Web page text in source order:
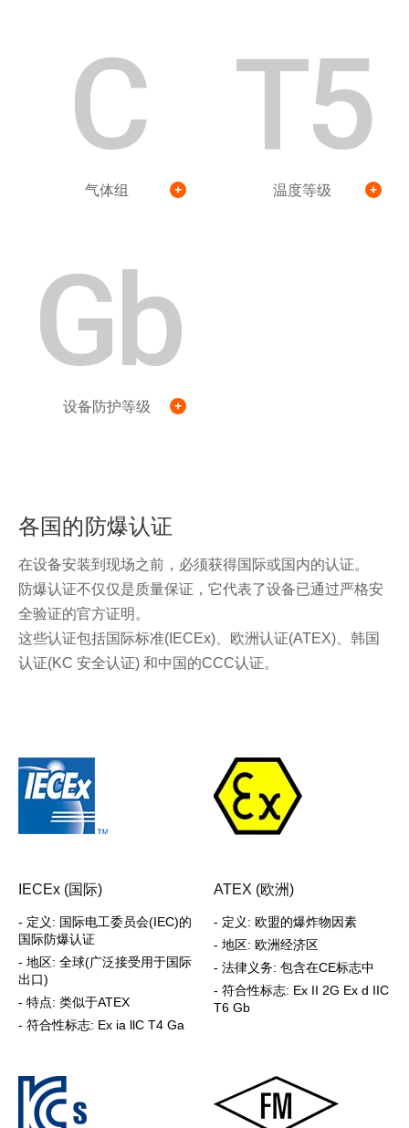
C
气体组
T5
温度等级
Gb
设备防护等级
各国的防爆认证
在设备安装到现场之前，必须获得国际或国内的认证。
防爆认证不仅仅是质量保证，它代表了设备已通过严格安
全验证的官方证明。
这些认证包括国际标准(IECEx)、欧洲认证(ATEX)、韩国
认证(KC 安全认证) 和中国的CCC认证。
IECEx (国际)
- 定义: 国际电工委员会(IEC)的
国际防爆认证
- 地区: 全球(广泛接受用于国际
出口)
- 特点: 类似于ATEX
- 符合性标志: Ex ia llC T4 Ga
ATEX (欧洲)
- 定义: 欧盟的爆炸物因素
- 地区: 欧洲经济区
- 法律义务: 包含在CE标志中
- 符合性标志: Ex II 2G Ex d IIC
T6 Gb